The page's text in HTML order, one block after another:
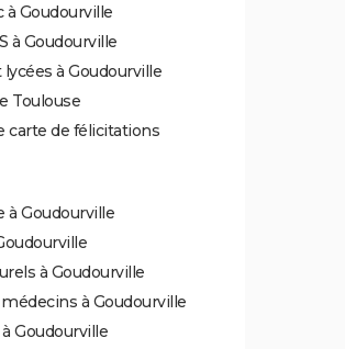
à Goudourville
à Goudourville
à Goudourville
Toulouse
carte de félicitations
à Goudourville
à Goudourville
à Goudourville
Goudourville